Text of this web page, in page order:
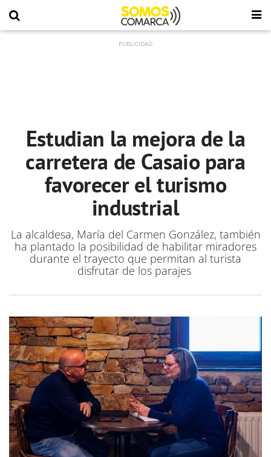
Estudian la mejora de la
carretera de Casaio para
favorecer el turismo
industrial
La alcaldesa, María del Carmen González, también
ha plantado la posibilidad de habilitar miradores
durante el trayecto que permitan al turista
disfrutar de los parajes